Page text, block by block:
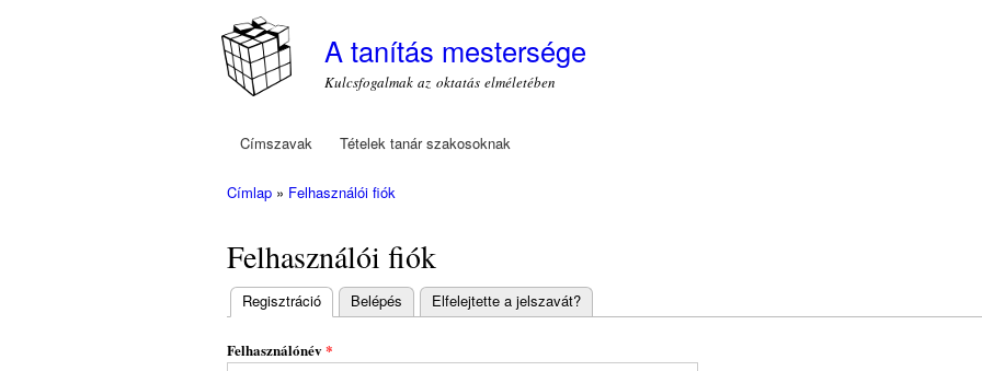
A tanítás mestersége
Kulcsfogalmak az oktatás elméletében
Főmenü
Címszavak Tételek tanár szakosoknak
Címlap » Felhasználói fiók
Felhasználói fiók
Elsődleges
fülek
Regisztráció (aktív fül)
Belépés Elfelejtette a jelszavát?
Felhasználónév*